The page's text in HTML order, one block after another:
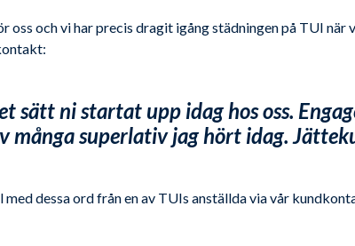
och vi har precis dragit igång städningen på TUI när
sätt ni startat upp idag hos oss.
många superlativ jag hört idag.
dessa ord från en av TUIs anställda via vår